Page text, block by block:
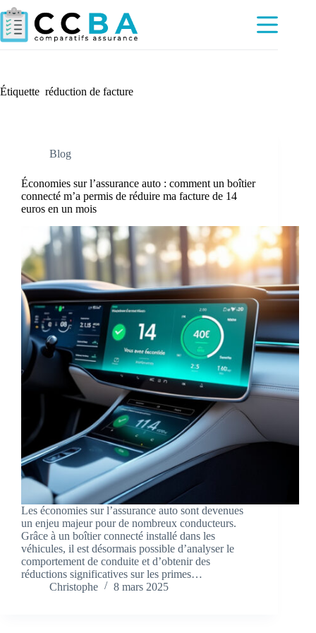
Passer
au
contenu
Étiquette réduction de facture
Blog
Économies sur l’assurance auto : comment un boîtier
connecté m’a permis de réduire ma facture de 14
euros en un mois
Les économies sur l’assurance auto sont devenues
un enjeu majeur pour de nombreux conducteurs.
Grâce à un boîtier connecté installé dans les
véhicules, il est désormais possible d’analyser le
comportement de conduite et d’obtenir des
réductions significatives sur les primes…
Christophe
8 mars 2025